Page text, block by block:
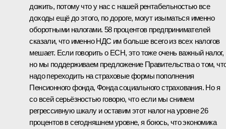
дожить, потому что у нас с нашей рентабельностью все
доходы ещё до этого, по дороге, могут изыматься именно
оборотными налогами. 58 процентов предпринимателей
сказали, что именно НДС им больше всего из всех налогов
мешает. Если говорить о ЕСН, это тоже очень важный налог,
но мы поддерживаем предложение Правительства о том,
надо переходить на страховые формы пополнения
Пенсионного фонда, Фонда социального страхования. Но я
со всей серьёзностью говорю, что если мы снимем
регрессивную шкалу и оставим этот налог на уровне 26
процентов в сегодняшнем уровне, я боюсь, что экономика